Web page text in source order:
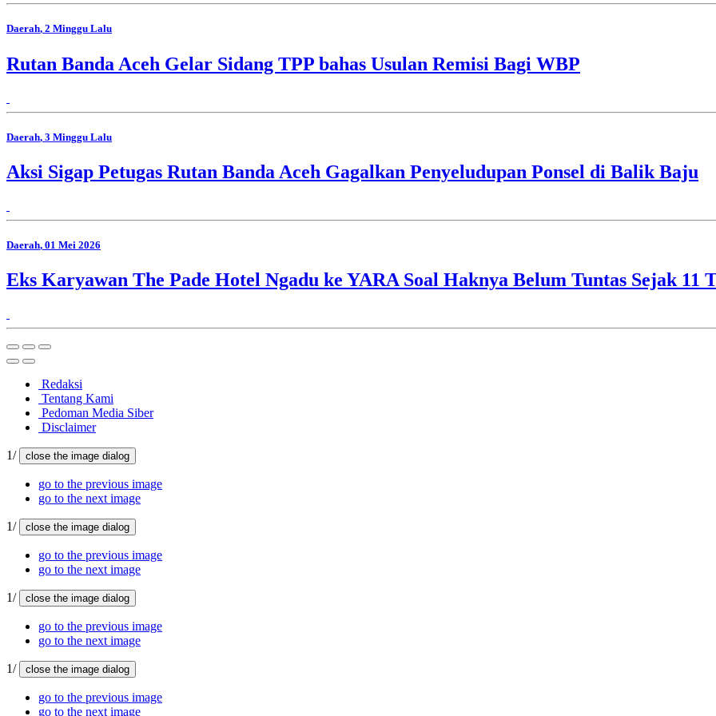
Daerah, 2 Minggu Lalu
Rutan Banda Aceh Gelar Sidang TPP bahas Usulan Remisi Bagi WBP
Daerah, 3 Minggu Lalu
Aksi Sigap Petugas Rutan Banda Aceh Gagalkan Penyeludupan Ponsel di Balik Baju
Daerah, 01 Mei 2026
Eks Karyawan The Pade Hotel Ngadu ke YARA Soal Haknya Belum Tuntas Sejak 11
Redaksi
Tentang Kami
Pedoman Media Siber
Disclaimer
1/ close the image dialog
go to the previous image
go to the next image
1/ close the image dialog
go to the previous image
go to the next image
1/ close the image dialog
go to the previous image
go to the next image
1/ close the image dialog
go to the previous image
go to the next image